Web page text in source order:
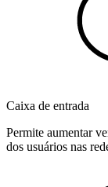
Caixa de entrada
Permite aumentar
dos usuários nas